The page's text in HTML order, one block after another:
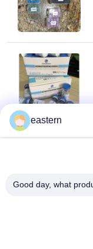
eastern
Good day, what